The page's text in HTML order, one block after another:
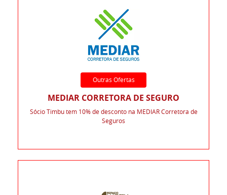
Outras Ofertas
MEDIAR CORRETORA DE SEGURO
Sócio Timbu tem 10% de desconto na MEDIAR Corretora de
Seguros